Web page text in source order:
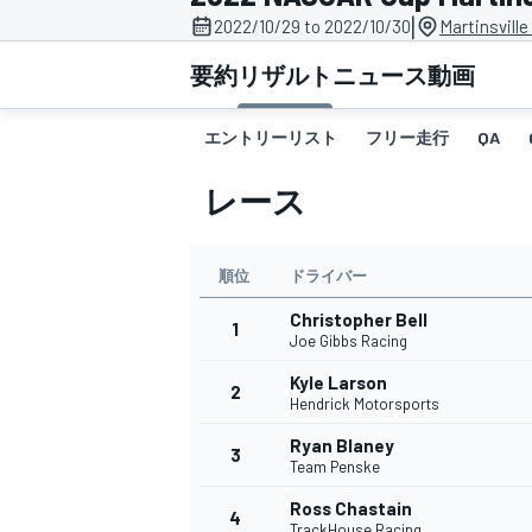
スーパーフォーミュラ
スーパーGT
2022/10/29 to 2022/10/30| Martinsville
要約リザルト ニュース動画
エントリーリスト フリー走行 QA
レース
順位 ドライバー
1 Christopher Bell
Joe Gibbs Racing
2 Kyle Larson
Hendrick Motorsports
3 Ryan Blaney
Team Penske
4 Ross Chastain